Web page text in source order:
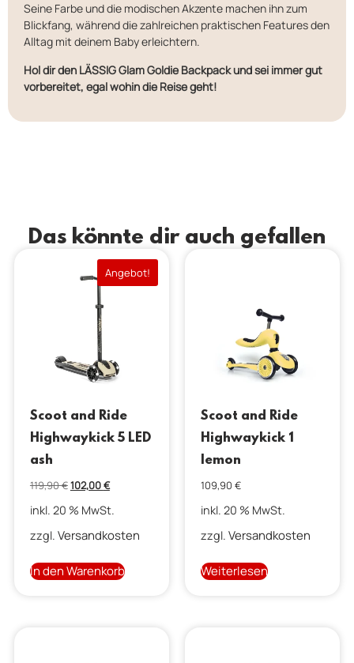
Seine Farbe und die modischen Akzente machen ihn zum
Blickfang, während die zahlreichen praktischen Features den
Alltag mit deinem Baby erleichtern.
Hol dir den LÄSSIG Glam Goldie Backpack und sei immer gut
vorbereitet, egal wohin die Reise geht!
Das könnte dir auch gefallen
Angebot!
Scoot and Ride
Highwaykick 5 LED
ash
119,90€102,00€
inkl. 20 % MwSt.
zzgl. Versandkosten
In den Warenkorb
Scoot and Ride
Highwaykick 1
lemon
109,90 €
inkl. 20 % MwSt.
zzgl. Versandkosten
Weiterlesen